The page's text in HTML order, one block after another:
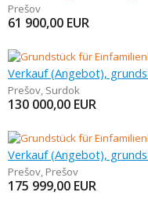
Prešov
61 900,00 EUR
Verkauf (Angebot),
Prešov, Surdok
130 000,00 EUR
Verkauf (Angebot),
Prešov, Prešov
175 999,00 EUR